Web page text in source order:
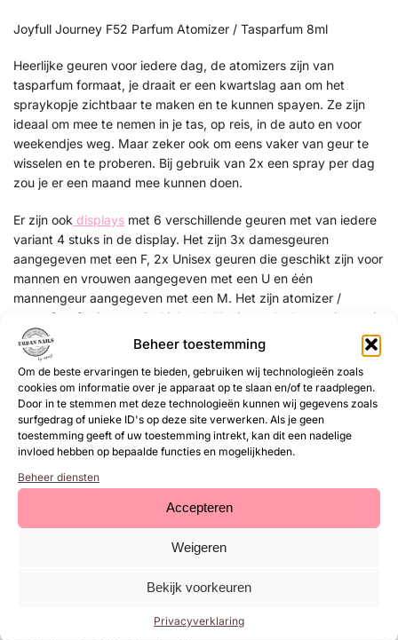
Beheer toestemming
Om de beste ervaringen te bieden, gebruiken wij technologieën zoals
cookies om informatie over je apparaat op te slaan en/of te raadplegen.
Door in te stemmen met deze technologieën kunnen wij gegevens zoals
surfgedrag of unieke ID's op deze site verwerken. Als je geen
toestemming geeft of uw toestemming intrekt, kan dit een nadelige
invloed hebben op bepaalde functies en mogelijkheden.
Beheer diensten
Accepteren
Weigeren
Bekijk voorkeuren
Privacyverklaring
Joyfull Journey F52 Parfum Atomizer / Tasparfum 8ml
Heerlijke geuren voor iedere dag, de atomizers zijn van
tasparfum formaat, je draait er een kwartslag aan om het
spraykopje zichtbaar te maken en te kunnen spayen. Ze zijn
ideaal om mee te nemen in je tas, op reis, in de auto en voor
weekendjes weg. Maar zeker ook om eens vaker van geur te
wisselen en te proberen. Bij gebruik van 2x een spray per dag
zou je er een maand mee kunnen doen.
Er zijn ook displays met 6 verschillende geuren met van iedere
variant 4 stuks in de display. Het zijn 3x damesgeuren
aangegeven met een F, 2x Unisex geuren die geschikt zijn voor
mannen en vrouwen aangegeven met een U en één
mannengeur aangegeven met een M. Het zijn atomizer /
tasparfum flesjes met 8ml inhoud. Het is een leuke manier om je
omzet van je salon, winkel te verhogen. Bovendien zorgt de
leuke display ervoor dat het direct de aandacht van je klant
trekt. De geuren variëren van bloemig en fris tot warm en
kruidig, zodat er voor ieder wat wils is. Door de veelzijdigheid
van de geuren kunnen klanten gemakkelijk een favoriet vinden,
wat leidt tot herhaalaankopen en tevreden klanten. Het zijn
echte niche geuren met een goede houdbaarheid. Het display
zelf is compact, vrolijk en stijlvol, waardoor het naadloos in elk
saloninterieur past. Plaats het op een prominente plek bij de
kassa of in de wachtruimte voor maximale zichtbaarheid. Met
Joyfull Journey parfum creëer je niet alleen een aangename
geurbeleving in je salon, maar ook een extra bron van
Topnoten zijn Miracle Berry en Bergamot;